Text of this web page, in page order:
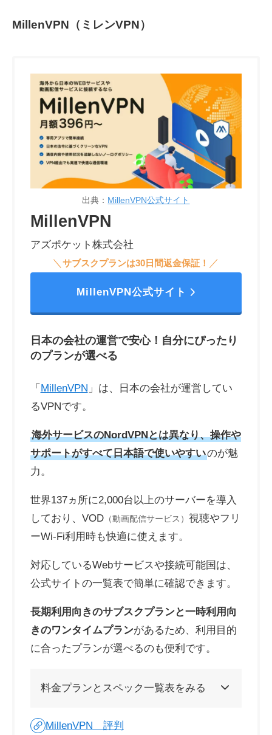
MillenVPN（ミレンVPN）
出典： MillenVPN公式サイト
MillenVPN
アズポケット株式会社
＼サブスクプランは30日間返金保証！ ／
MillenVPN公式サイト
日本の会社の運営で安心！自分にぴったり
のプランが選べる
「 MillenVPN 」は、日本の会社が運営してい
るVPNです。
海外サービスのNordVPNとは異なり、操作や
サポートがすべて日本語で使いやすいのが魅
力。
世界137ヵ所に2,000台以上のサーバーを導入
しており、VOD（動画配信サービス） 視聴やフリ
ーWi-Fi利用時も快適に使えます。
対応しているWebサービスや接続可能国は、
公式サイトの一覧表で簡単に確認できます。
長期利用向きのサブスクプランと一時利用向
きのワンタイムプランがあるため、利用目的
に合ったプランが選べるのも便利です。
料金プランとスペック一覧表をみる
MillenVPN 評判